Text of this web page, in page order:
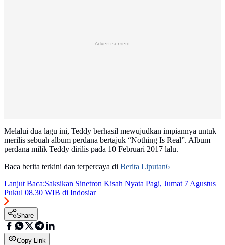
Advertisement
Melalui dua lagu ini, Teddy berhasil mewujudkan impiannya untuk
merilis sebuah album perdana bertajuk “Nothing Is Real”. Album
perdana milik Teddy dirilis pada 10 Februari 2017 lalu.
Baca berita terkini dan terpercaya di Berita Liputan6
Lanjut Baca:Saksikan Sinetron Kisah Nyata Pagi, Jumat 7 Agustus
Pukul 08.30 WIB di Indosiar
Share
Copy Link